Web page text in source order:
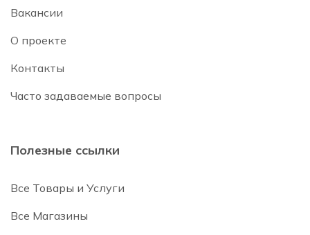
Вакансии
О проекте
Контакты
Часто задаваемые вопросы
Полезные ссылки
Все Товары и Услуги
Все Магазины